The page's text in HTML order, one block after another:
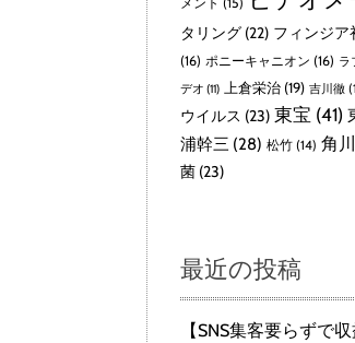
タリング (22) フィンジア
(16) ポニーキャニオン (16) ラ
デオ (11) 上倉栄治 (19) 吉川徹
ウイルス (23) 東宝 (41)
浦幹三 (28) 松竹 (14) 角
菌 (23)
最近の投稿
【SNS集客要らずで